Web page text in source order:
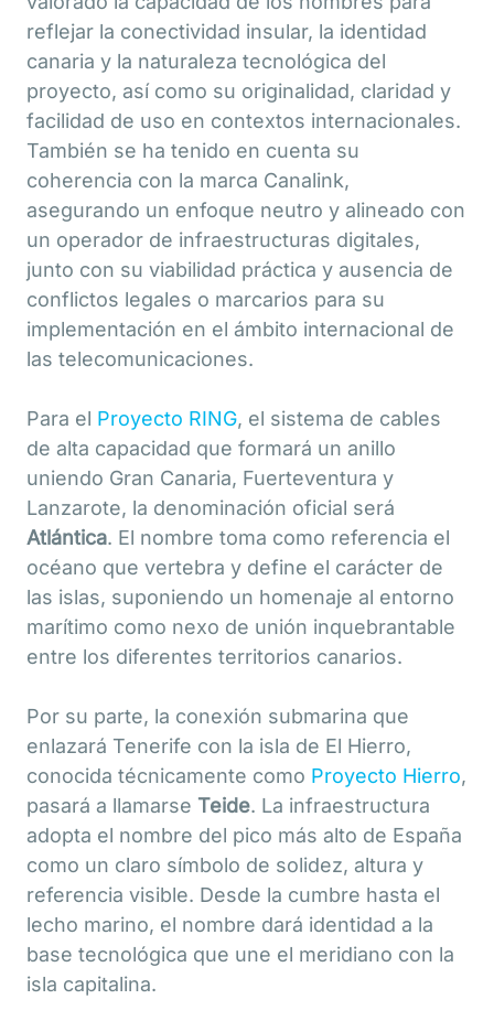
reflejar la conectividad insular, la identidad
canaria y la naturaleza tecnológica del
proyecto, así como su originalidad, claridad y
facilidad de uso en contextos internacionales.
También se ha tenido en cuenta su
coherencia con la marca Canalink,
asegurando un enfoque neutro y alineado con
un operador de infraestructuras digitales,
junto con su viabilidad práctica y ausencia de
conflictos legales o marcarios para su
implementación en el ámbito internacional de
las telecomunicaciones.
Para el Proyecto RING, el sistema de cables
de alta capacidad que formará un anillo
uniendo Gran Canaria, Fuerteventura y
Lanzarote, la denominación oficial será
Atlántica. El nombre toma como referencia el
océano que vertebra y define el carácter de
las islas, suponiendo un homenaje al entorno
marítimo como nexo de unión inquebrantable
entre los diferentes territorios canarios.
Por su parte, la conexión submarina que
enlazará Tenerife con la isla de El Hierro,
conocida técnicamente como Proyecto Hierro,
pasará a llamarse Teide. La infraestructura
adopta el nombre del pico más alto de España
como un claro símbolo de solidez, altura y
referencia visible. Desde la cumbre hasta el
lecho marino, el nombre dará identidad a la
base tecnológica que une el meridiano con la
isla capitalina.